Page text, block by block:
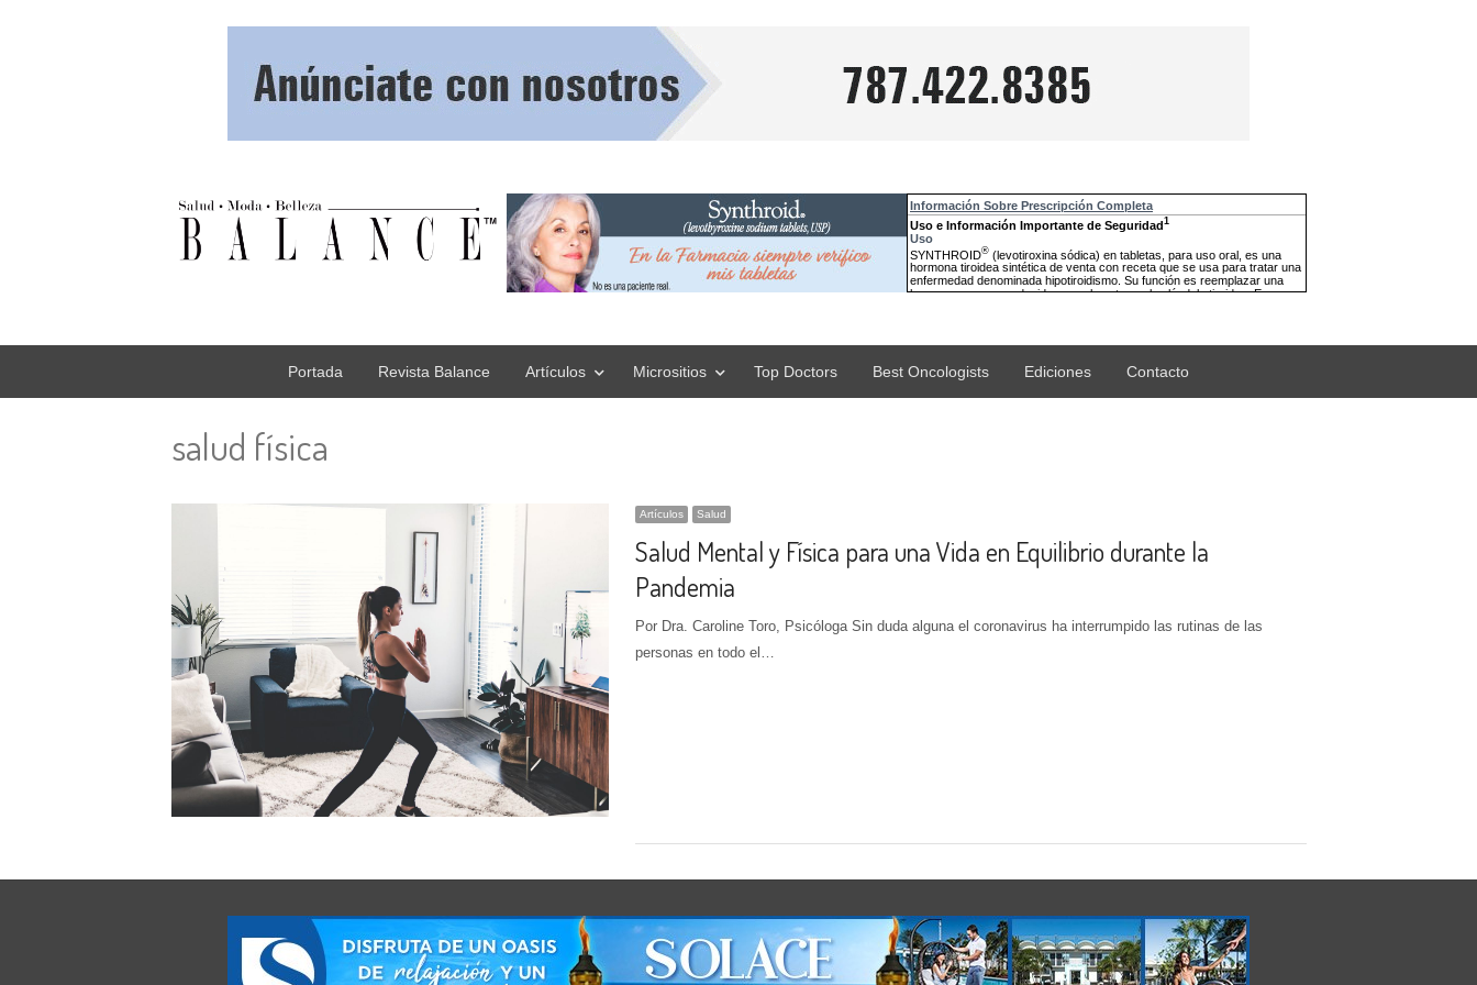
Portada Revista Balance Artículos Micrositios Top Doctors Best Oncologists Ediciones Contacto
salud física
Artículos Salud
Salud Mental y Física para una Vida en Equilibrio durante la
Pandemia
Por Dra. Caroline Toro, Psicóloga Sin duda alguna el coronavirus ha interrumpido las rutinas de las
personas en todo el…